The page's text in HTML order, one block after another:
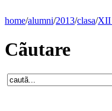
home/alumni/2013/clasa/XII
Cãutare